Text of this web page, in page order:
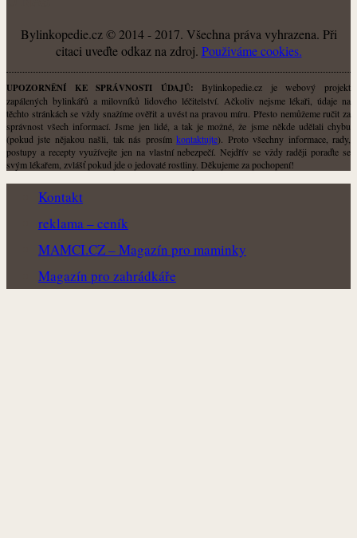
Bylinkopedie.cz © 2014 - 2017. Všechna práva vyhrazena. Při
citaci uveďte odkaz na zdroj. Použiváme cookies.
UPOZORNĚNÍ KE SPRÁVNOSTI ÚDAJŮ: Bylinkopedie.cz je webový projekt
zapálených bylinkářů a milovníků lidového léčitelství. Ačkoliv nejsme lékaři, údaje na
těchto stránkách se vždy snažíme ověřit a uvést na pravou míru. Přesto nemůžeme ručit za
správnost všech informací. Jsme jen lidé, a tak je možné, že jsme někde udělali chybu
(pokud jste nějakou našli, tak nás prosímkontaktujte). Proto všechny informace, rady,
postupy a recepty využívejte jen na vlastní nebezpečí. Nejdřív se vždy raději poraďte se
svým lékařem, zvlášť pokud jde o jedovaté rostliny. Děkujeme za pochopení!
Kontakt
reklama – ceník
MAMCI.CZ – Magazín pro maminky
Magazín pro zahrádkáře